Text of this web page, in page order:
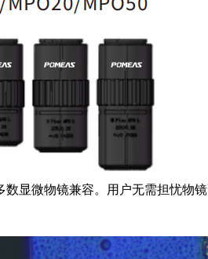
显微物镜兼容。用户无需担忧物